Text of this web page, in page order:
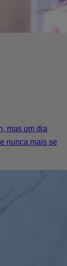
mas um dia
nunca mais se